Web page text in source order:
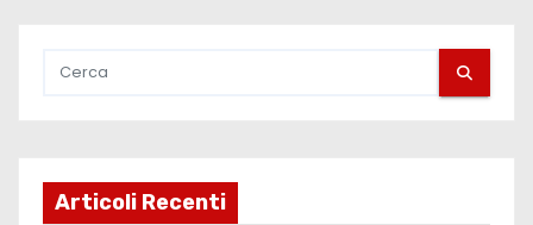
t
Articoli Recenti